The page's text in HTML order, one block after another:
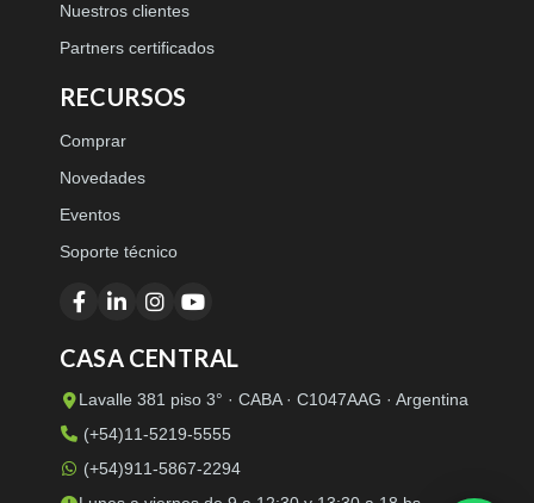
Nuestros clientes
Partners certificados
RECURSOS
Comprar
Novedades
Eventos
Soporte técnico
CASA CENTRAL
Lavalle 381 piso 3° · CABA · C1047AAG · Argentina
(+54)11-5219-5555
(+54)911-5867-2294